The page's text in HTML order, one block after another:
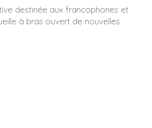
destinée aux francophones et
à bras ouvert de nouvelles